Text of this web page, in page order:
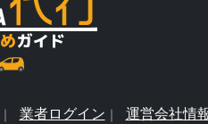
業者ログイン 運営会社情